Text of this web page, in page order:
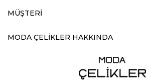
MÜŞTERİ
MODA ÇELİKLER HAKKINDA